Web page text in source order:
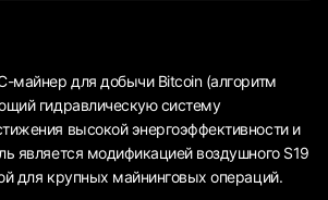
майнер для добычи Bitcoin (алгоритм
гидравлическую систему
высокой энергоэффективности и
является модификацией воздушного S19
для крупных майнинговых операций.